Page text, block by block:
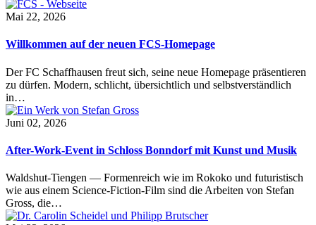
Mai 22, 2026
Willkommen auf der neuen FCS-Homepage
Der FC Schaffhausen freut sich, seine neue Homepage präsentieren
zu dürfen. Modern, schlicht, übersichtlich und selbstverständlich
in…
Juni 02, 2026
After-Work-Event in Schloss Bonndorf mit Kunst und Musik
Waldshut-Tiengen — Formenreich wie im Rokoko und futuristisch
wie aus einem Science-Fiction-Film sind die Arbeiten von Stefan
Gross, die…